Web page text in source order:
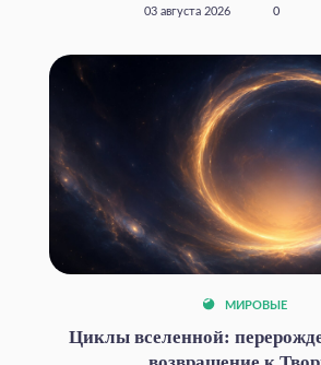
03 августа 2026 0
МИРОВЫЕ
Циклы вселенной: